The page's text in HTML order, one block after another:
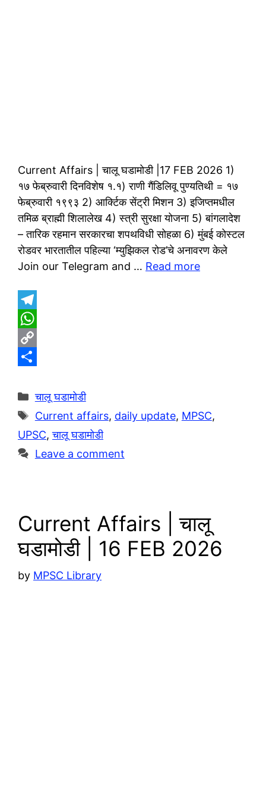
Current Affairs | चालू घडामोडी |17 FEB 2026 1)
१७ फेब्रुवारी दिनविशेष १.१) राणी गैंडिलिवू पुण्यतिथी = १७
फेब्रुवारी १९९३ 2) आर्क्टिक सेंट्री मिशन 3) इजिप्तमधील
तमिळ ब्राह्मी शिलालेख 4) स्त्री सुरक्षा योजना 5) बांगलादेश
– तारिक रहमान सरकारचा शपथविधी सोहळा 6) मुंबई कोस्टल
रोडवर भारतातील पहिल्या ‘म्युझिकल रोड’चे अनावरण केले
Join our Telegram and … Read more
T
e
g
r
a
m
W
h
t
s
A
p
C
p
y
L
i
h
a
r
e
Categories
चालू घडामोडी
Tags
Current affairs, daily update, MPSC,
UPSC,चालू घडामोडी
Leave a comment
Current Affairs | चालू
घडामोडी | 16 FEB 2026
by MPSC Library